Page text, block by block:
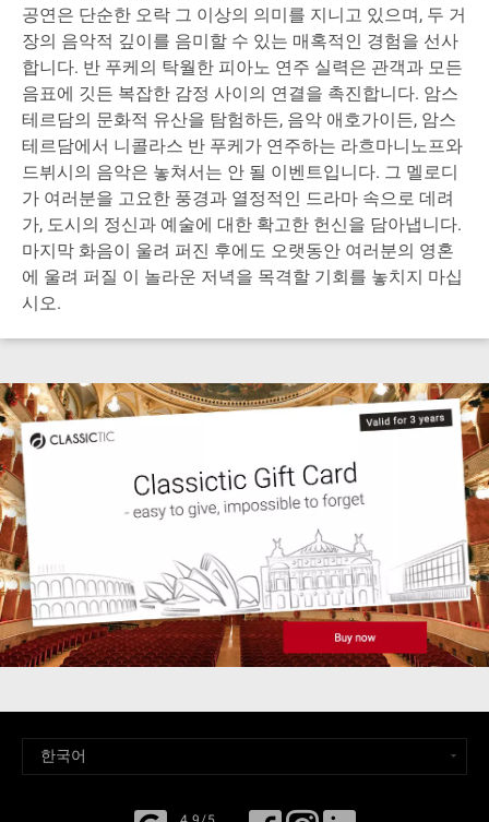
공연은 단순한 오락 그 이상의 의미를 지니고 있으며, 두 거
장의 음악적 깊이를 음미할 수 있는 매혹적인 경험을 선사
합니다. 반 푸케의 탁월한 피아노 연주 실력은 관객과 모든
음표에 깃든 복잡한 감정 사이의 연결을 촉진합니다. 암스
테르담의 문화적 유산을 탐험하든, 음악 애호가이든, 암스
테르담에서 니콜라스 반 푸케가 연주하는 라흐마니노프와
드뷔시의 음악은 놓쳐서는 안 될 이벤트입니다. 그 멜로디
가 여러분을 고요한 풍경과 열정적인 드라마 속으로 데려
가, 도시의 정신과 예술에 대한 확고한 헌신을 담아냅니다.
마지막 화음이 울려 퍼진 후에도 오랫동안 여러분의 영혼
에 울려 퍼질 이 놀라운 저녁을 목격할 기회를 놓치지 마십
시오.